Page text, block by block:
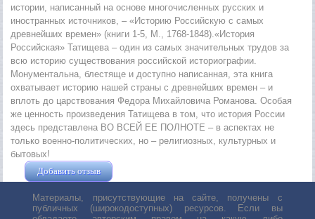
истории, написанный на основе многочисленных русских и
иностранных источников, – «Историю Российскую с самых
древнейших времен» (книги 1-5, М., 1768-1848).«История
Российская» Татищева – один из самых значительных трудов за
всю историю существования российской историографии.
Монументальна, блестяще и доступно написанная, эта книга
охватывает историю нашей страны с древнейших времен – и
вплоть до царствования Федора Михайловича Романова. Особая
же ценность произведения Татищева в том, что история России
здесь представлена ВО ВСЕЙ ЕЕ ПОЛНОТЕ – в аспектах не
только военно-политических, но – религиозных, культурных и
бытовых!
Добавить отзыв
Материалы, присутствующие на сайте, получены с
публичных (широкодоступных) ресурсов. Если вы